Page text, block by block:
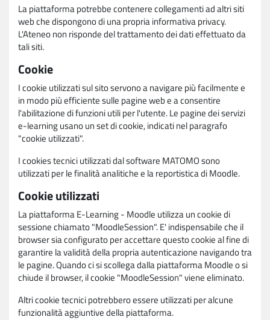
La piattaforma potrebbe contenere collegamenti ad altri siti
web che dispongono di una propria informativa privacy.
L'Ateneo non risponde del trattamento dei dati effettuato da
tali siti.
Cookie
I cookie utilizzati sul sito servono a navigare più facilmente e
in modo più efficiente sulle pagine web e a consentire
l'abilitazione di funzioni utili per l'utente. Le pagine dei servizi
e-learning usano un set di cookie, indicati nel paragrafo
"cookie utilizzati".
I cookies tecnici utilizzati dal software MATOMO sono
utilizzati per le finalità analitiche e la reportistica di Moodle.
Cookie utilizzati
La piattaforma E-Learning - Moodle utilizza un cookie di
sessione chiamato "MoodleSession". E' indispensabile che il
browser sia configurato per accettare questo cookie al fine di
garantire la validità della propria autenticazione navigando tra
le pagine. Quando ci si scollega dalla piattaforma Moodle o si
chiude il browser, il cookie "MoodleSession" viene eliminato.
Altri cookie tecnici potrebbero essere utilizzati per alcune
funzionalità aggiuntive della piattaforma.